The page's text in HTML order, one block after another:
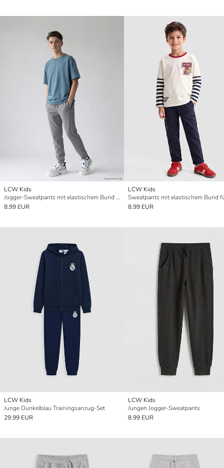
LCW Kids
Jogger-Sweatpants mit elastischem Bund für Jungen
8.99 EUR
LCW Kids
8.99 EUR
LCW Kids
Junge Dunkelblau Trainingsanzug-Set
29.99 EUR
LCW Kids
Jungen Jogger-Sweatpants
8.99 EUR